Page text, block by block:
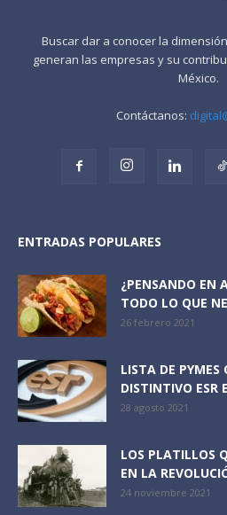
Buscar dar a conocer la
generan las empresas y su
México.
Contáctanos:
ENTRADAS POPULARES
¿PENSANDO EN
TODO LO QUE
26 febrero 2021
LISTA DE PYMES
DISTINTIVO ESR
28 agosto 2021
LOS PLATILLOS
EN LA
24 noviembre 2021